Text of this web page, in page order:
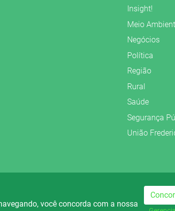
Insight!
Meio
Negócios
Política
Região
Rural
Saúde
Segurança
União
Rádio Palmeira FM
você concorda com a nossa